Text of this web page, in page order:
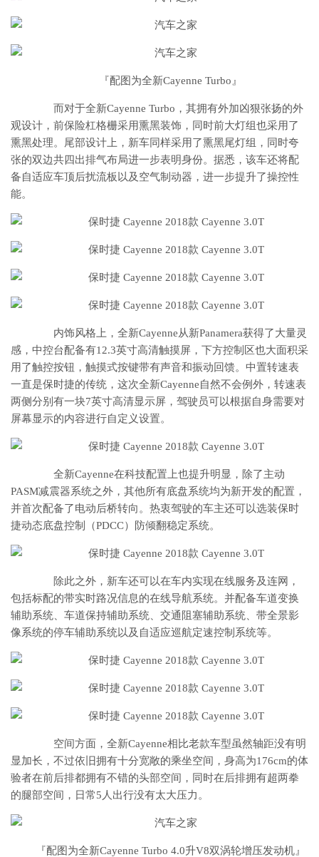
『配图为全新Cayenne Turbo』
而对于全新Cayenne Turbo，其拥有外加凶狠张扬的外
观设计，前保险杠格栅采用熏黑装饰，同时前大灯组也采用了
熏黑处理。尾部设计上，新车同样采用了熏黑尾灯组，同时夸
张的双边共四出排气布局进一步表明身份。据悉，该车还将配
备自适应车顶后扰流板以及空气制动器，进一步提升了操控性
能。
内饰风格上，全新Cayenne从新Panamera获得了大量灵
感，中控台配备有12.3英寸高清触摸屏，下方控制区也大面积采
用了触控按钮，触摸式按键带有声音和振动回馈。中置转速表
一直是保时捷的传统，这次全新Cayenne自然不会例外，转速表
两侧分别有一块7英寸高清显示屏，驾驶员可以根据自身需要对
屏幕显示的内容进行自定义设置。
全新Cayenne在科技配置上也提升明显，除了主动
PASM减震器系统之外，其他所有底盘系统均为新开发的配置，
并首次配备了电动后桥转向。热衷驾驶的车主还可以选装保时
捷动态底盘控制（PDCC）防倾翻稳定系统。
除此之外，新车还可以在车内实现在线服务及连网，
包括标配的带实时路况信息的在线导航系统。并配备车道变换
辅助系统、车道保持辅助系统、交通阻塞辅助系统、带全景影
像系统的停车辅助系统以及自适应巡航定速控制系统等。
空间方面，全新Cayenne相比老款车型虽然轴距没有明
显加长，不过依旧拥有十分宽敞的乘坐空间，身高为176cm的体
验者在前后排都拥有不错的头部空间，同时在后排拥有超两拳
的腿部空间，日常5人出行没有太大压力。
『配图为全新Cayenne Turbo 4.0升V8双涡轮增压发动机』